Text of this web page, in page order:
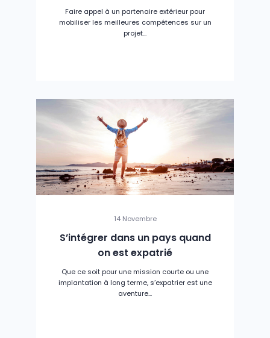
Faire appel à un partenaire extérieur pour
mobiliser les meilleures compétences sur un
projet...
14 Novembre
S’intégrer dans un pays quand
on est expatrié
Que ce soit pour une mission courte ou une
implantation à long terme, s’expatrier est une
aventure...